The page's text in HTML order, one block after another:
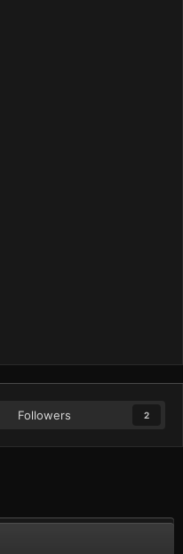
Followers 2